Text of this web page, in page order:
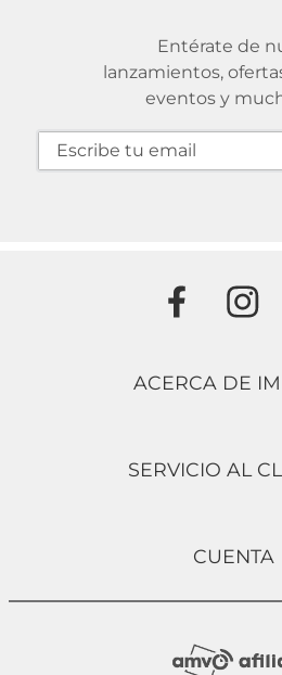
Entérate de
lanzamientos,
eventos y
ACERCA DE
Compra
SERVICIO AL
Política de
CUENTA